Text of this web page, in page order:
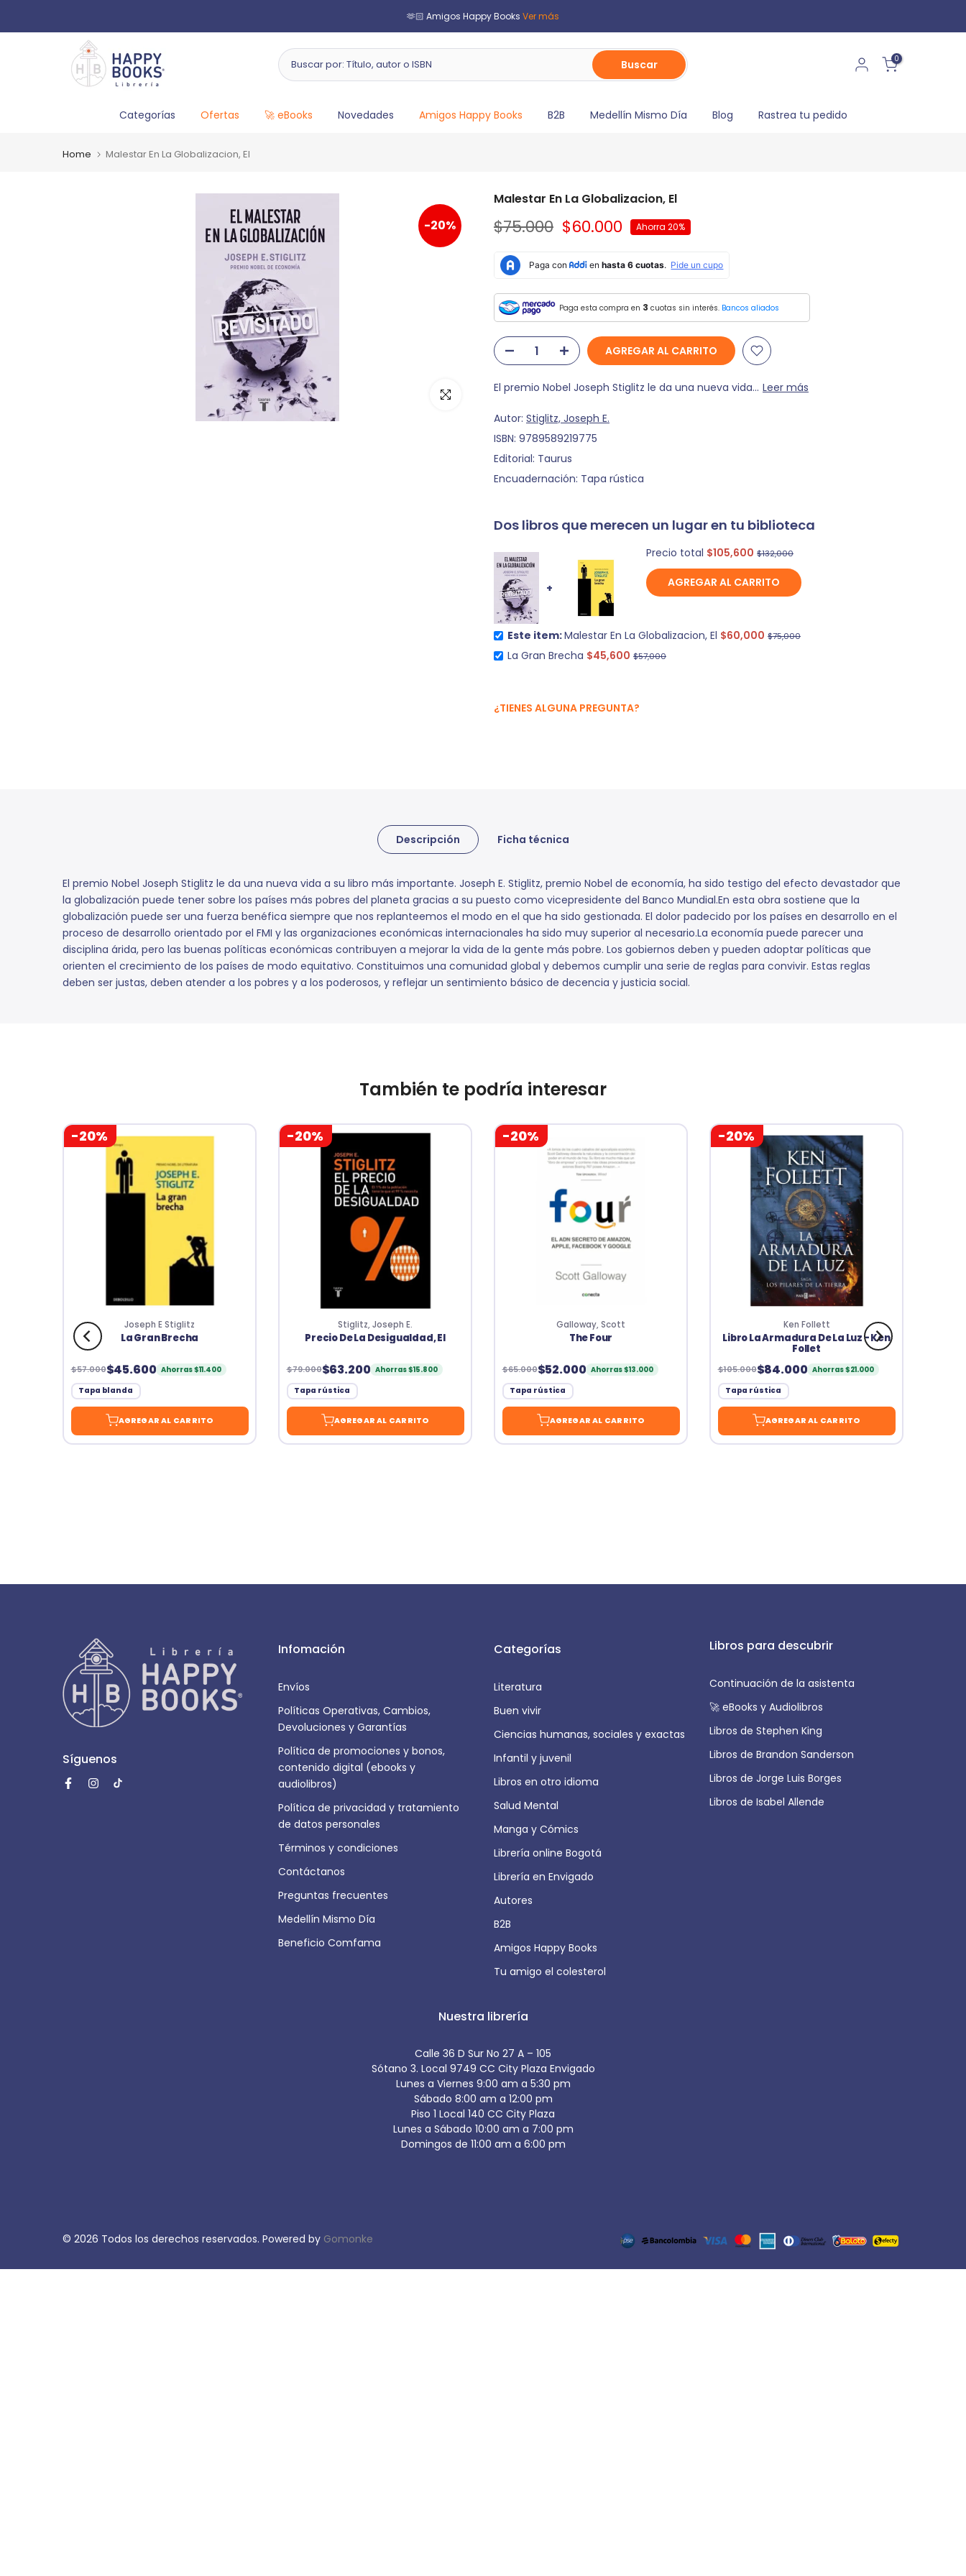
🫶🏻 Amigos Happy Books Ver más
Buscar 0
Categorías Ofertas 🚀 eBooks Novedades Amigos Happy Books B2B Medellín Mismo Día Blog Rastrea tu pedido
Home Malestar En La Globalizacion, El
-20%
Malestar En La Globalizacion, El
$75.000 $60.000 Ahorra 20%
Paga esta compra en 3 cuotas sin interés. Bancos aliados
AGREGAR AL CARRITO
El premio Nobel Joseph Stiglitz le da una nueva vida... Leer más
Autor: Stiglitz, Joseph E.
ISBN: 9789589219775
Editorial: Taurus
Encuadernación: Tapa rústica
Dos libros que merecen un lugar en tu biblioteca
+
Precio total $105,600 $132,000
AGREGAR AL CARRITO
Este item:Malestar En La Globalizacion, El $60,000 $75,000
La Gran Brecha $45,600 $57,000
¿TIENES ALGUNA PREGUNTA?
Descripción Ficha técnica
El premio Nobel Joseph Stiglitz le da una nueva vida a su libro más importante. Joseph E. Stiglitz, premio Nobel de economía, ha sido testigo del efecto devastador que
la globalización puede tener sobre los países más pobres del planeta gracias a su puesto como vicepresidente del Banco Mundial.En esta obra sostiene que la
globalización puede ser una fuerza benéfica siempre que nos replanteemos el modo en el que ha sido gestionada. El dolor padecido por los países en desarrollo en el
proceso de desarrollo orientado por el FMI y las organizaciones económicas internacionales ha sido muy superior al necesario.La economía puede parecer una
disciplina árida, pero las buenas políticas económicas contribuyen a mejorar la vida de la gente más pobre. Los gobiernos deben y pueden adoptar políticas que
orienten el crecimiento de los países de modo equitativo. Constituimos una comunidad global y debemos cumplir una serie de reglas para convivir. Estas reglas
deben ser justas, deben atender a los pobres y a los poderosos, y reflejar un sentimiento básico de decencia y justicia social.
También te podría interesar
-20%
Joseph E Stiglitz
La Gran Brecha
$57.000$45.600 Ahorras $11.400
Tapa blanda
AGREGAR AL CARRITO
-20%
Stiglitz, Joseph E.
Precio De La Desigualdad, El
$79.000$63.200 Ahorras $15.800
Tapa rústica
AGREGAR AL CARRITO
-20%
Galloway, Scott
The Four
$65.000$52.000 Ahorras $13.000
Tapa rústica
AGREGAR AL CARRITO
-20%
Ken Follett
Libro La Armadura De La Luz - Ken
Follet
$105.000$84.000 Ahorras $21.000
Tapa rústica
AGREGAR AL CARRITO
Síguenos
Infomación
Envíos
Políticas Operativas, Cambios,
Devoluciones y Garantías
Política de promociones y bonos,
contenido digital (ebooks y
audiolibros)
Política de privacidad y tratamiento
de datos personales
Términos y condiciones
Contáctanos
Preguntas frecuentes
Medellín Mismo Día
Beneficio Comfama
Categorías
Literatura
Buen vivir
Ciencias humanas, sociales y exactas
Infantil y juvenil
Libros en otro idioma
Salud Mental
Manga y Cómics
Librería online Bogotá
Librería en Envigado
Autores
B2B
Amigos Happy Books
Tu amigo el colesterol
Libros para descubrir
Continuación de la asistenta
🚀 eBooks y Audiolibros
Libros de Stephen King
Libros de Brandon Sanderson
Libros de Jorge Luis Borges
Libros de Isabel Allende
Nuestra librería
Calle 36 D Sur No 27 A – 105
Sótano 3. Local 9749 CC City Plaza Envigado
Lunes a Viernes 9:00 am a 5:30 pm
Sábado 8:00 am a 12:00 pm
Piso 1 Local 140 CC City Plaza
Lunes a Sábado 10:00 am a 7:00 pm
Domingos de 11:00 am a 6:00 pm
© 2026 Todos los derechos reservados. Powered by Gomonke